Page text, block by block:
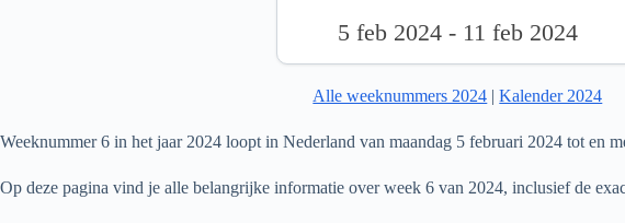
5 feb 2024 - 11 feb 2024
Alle weeknummers 2024 |Kalender 2024
Weeknummer 6 in het jaar 2024 loopt in Nederland van maandag 5 februari 2024 tot en
Op deze pagina vind je alle belangrijke informatie over week 6 van 2024, inclusief de